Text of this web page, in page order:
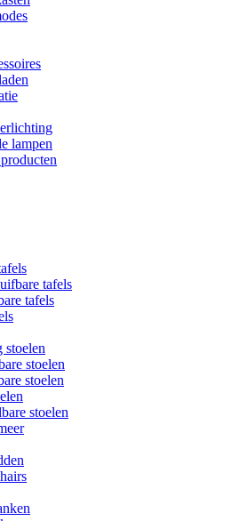
lampen
tafels
tafels
stoelen
stoelen
stoelen
stoelen